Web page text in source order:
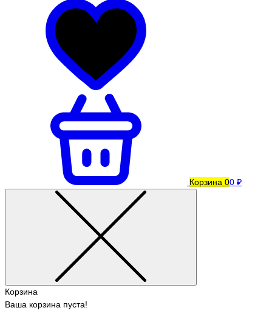
Корзина 00 ₽
Корзина
Ваша корзина пуста!